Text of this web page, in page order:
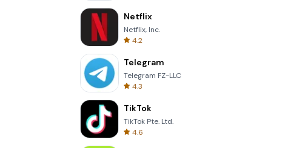
Netflix
Netflix, Inc.
4.2
Telegram
Telegram FZ-LLC
4.3
TikTok
TikTok Pte. Ltd.
4.6